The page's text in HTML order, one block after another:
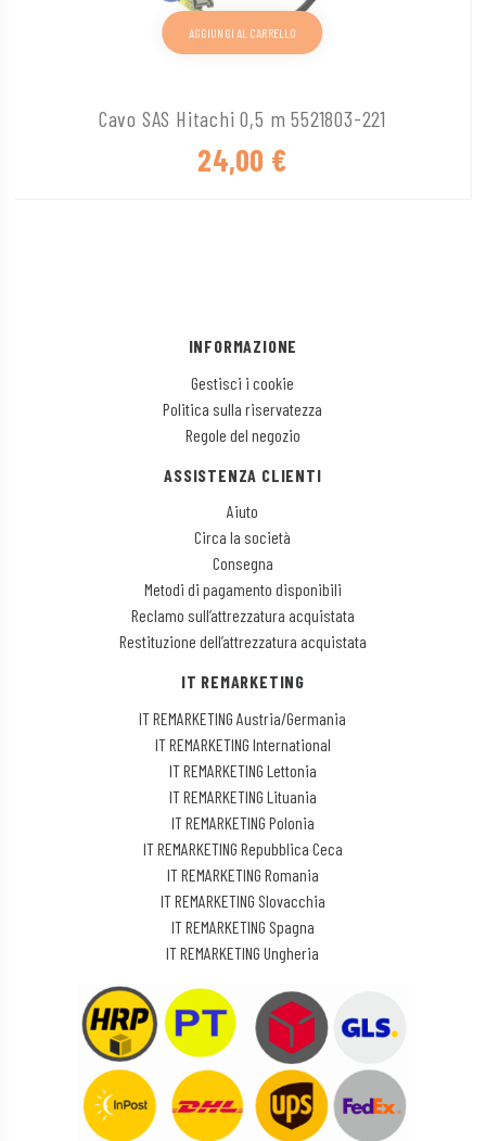
Cavo SAS Hitachi 0,5 m 5521803-221
24,00 €
AGGIUNGI AL CARRELLO
INFORMAZIONE
Gestisci i cookie
Politica sulla riservatezza
Regole del negozio
ASSISTENZA CLIENTI
Aiuto
Circa la società
Consegna
Metodi di pagamento disponibili
Reclamo sull’attrezzatura acquistata
Restituzione dell’attrezzatura acquistata
IT REMARKETING
IT REMARKETING Austria/Germania
IT REMARKETING International
IT REMARKETING Lettonia
IT REMARKETING Lituania
IT REMARKETING Polonia
IT REMARKETING Repubblica Ceca
IT REMARKETING Romania
IT REMARKETING Slovacchia
IT REMARKETING Spagna
IT REMARKETING Ungheria